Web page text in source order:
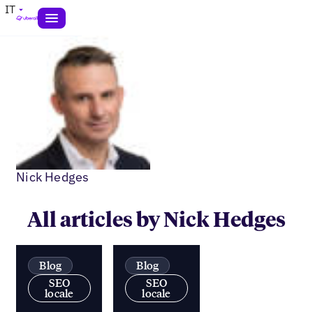
IT
Nick Hedges
All articles by Nick Hedges
Blog
SEO
locale
Blog
SEO
locale